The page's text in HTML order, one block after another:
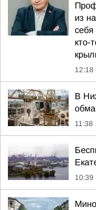
из
себя
кто-
12:18
В
11:38
10:39